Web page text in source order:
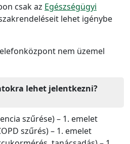
csak az Egészségügyi
lehet igénybe
nem üzemel
lehet jelentkezni?
szűrése) – 1. emelet
szűrés) – 1. emelet